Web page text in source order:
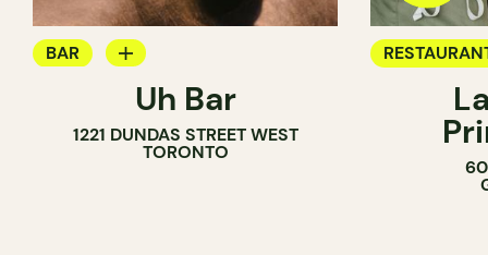
BAR
BAR À COCKTAILUh Bar
1221 DUNDAS STREET WEST
TORONTO
60